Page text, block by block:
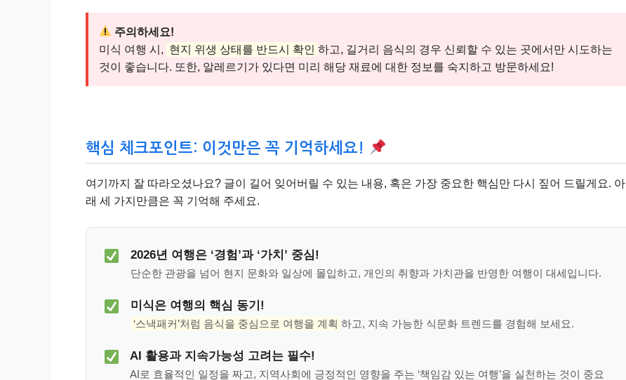
주의하세요!
미식 여행 시, 현지 위생 상태를 반드시 확인 하고, 길거리 음식의 경우 신뢰할 수 있는 곳에서만 시도하는
것이 좋습니다. 또한, 알레르기가 있다면 미리 해당 재료에 대한 정보를 숙지하고 방문하세요!
핵심 체크포인트: 이것만은 꼭 기억하세요!
여기까지 잘 따라오셨나요? 글이 길어 잊어버릴 수 있는 내용, 혹은 가장 중요한 핵심만 다시 짚어 드릴게요. 아
래 세 가지만큼은 꼭 기억해 주세요.
2026년 여행은 ‘경험’과 ‘가치’ 중심!
단순한 관광을 넘어 현지 문화와 일상에 몰입하고, 개인의 취향과 가치관을 반영한 여행이 대세입니다.
미식은 여행의 핵심 동기!
‘스낵패커’처럼 음식을 중심으로 여행을 계획 하고, 지속 가능한 식문화 트렌드를 경험해 보세요.
AI 활용과 지속가능성 고려는 필수!
AI로 효율적인 일정을 짜고, 지역사회에 긍정적인 영향을 주는 ‘책임감 있는 여행’을 실천하는 것이 중요